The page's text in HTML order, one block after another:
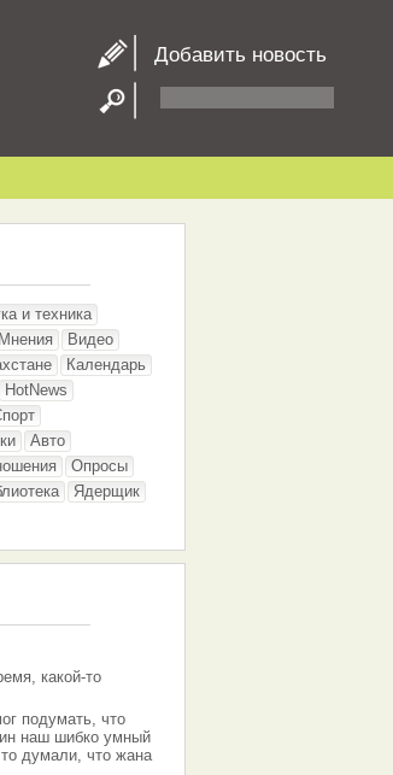
Добавить новость
и техника
Мнения
Видео
Календарь
HotNews
Авто
Опросы
Ядерщик
какой-то
подумать, что
наш шибко умный
думали, что жана